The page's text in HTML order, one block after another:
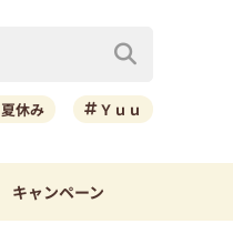
夏休み Ｙｕｕ
キャンペーン